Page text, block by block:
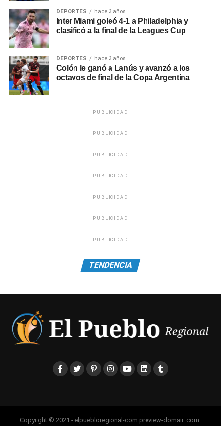
DEPORTES hace 3 años
Inter Miami goleó 4-1 a Philadelphia y
clasificó a la final de la Leagues Cup
DEPORTES hace 3 años
Colón le ganó a Lanús y avanzó a los
octavos de final de la Copa Argentina
PUBLICIDAD
PUBLICIDAD
PUBLICIDAD
PUBLICIDAD
PUBLICIDAD
PUBLICIDAD
PUBLICIDAD
TENDENCIA
Copyright © 2021 - elpuebloregional-com.preview-domain.com.